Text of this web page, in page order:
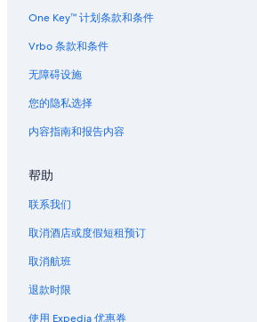
洛杉矶县的农场
洛杉矶县的度假村
洛杉矶县的花园酒店
洛杉矶县的日式旅馆
洛杉矶县的别墅
洛杉矶联合站的民宿
洛杉矶联合站的青年旅舍
洛杉矶联合站的公寓
洛杉矶联合站的私人度假屋
布洛德博物馆附近的酒店
联合站的家庭旅馆
One Key™ 计划条款和条件
Vrbo 条款和条件
无障碍设施
您的隐私选择
内容指南和报告内容
帮助
联系我们
取消酒店或度假短租预订
取消航班
退款时限
使用 Expedia 优惠券